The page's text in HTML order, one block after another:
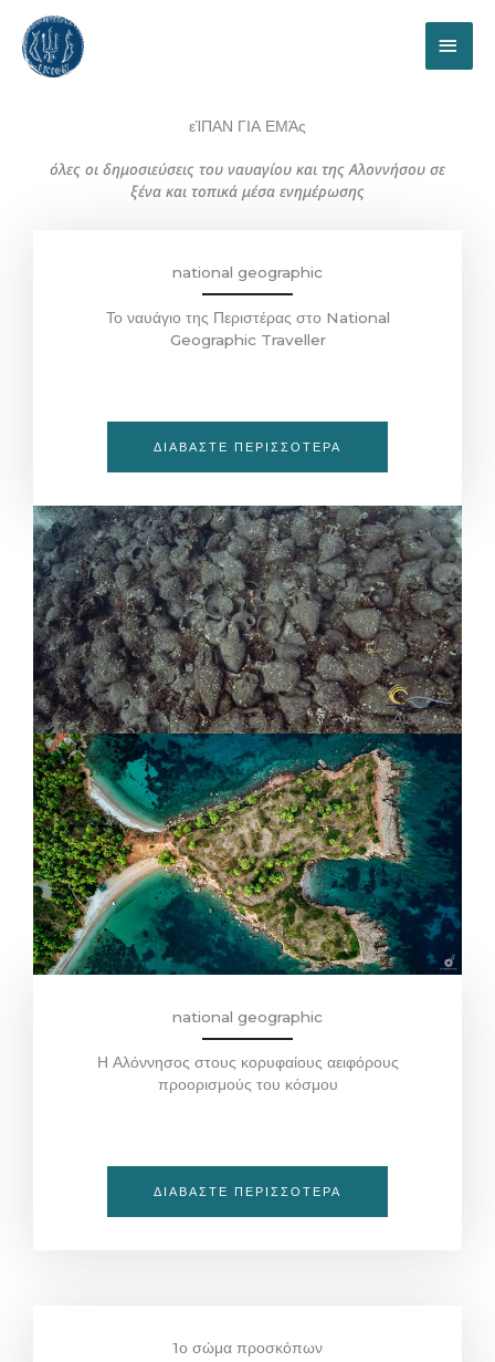
στο
περιεχόμενο
εΊΠΑΝ ΓΙΑ ΕΜΆς
όλες οι δημοσιεύσεις του ναυαγίου και της Αλοννήσου σε
ξένα και τοπικά μέσα ενημέρωσης
national geographic
Το ναυάγιο της Περιστέρας στο National
Geographic Traveller
ΔΙΑΒΆΣΤΕ ΠΕΡΙΣΣΌΤΕΡΑ
national geographic
Η Αλόννησος στους κορυφαίους αειφόρους
προορισμούς του κόσμου
ΔΙΑΒΆΣΤΕ ΠΕΡΙΣΣΌΤΕΡΑ
1ο σώμα προσκόπων